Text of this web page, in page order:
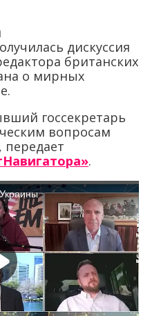
дискуссия
британских
о мирных
госсекретарь
вопросам
.